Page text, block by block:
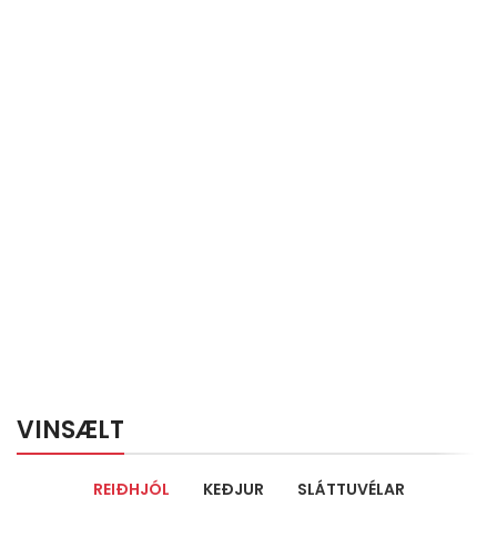
VINSÆLT
REIÐHJÓL KEÐJUR SLÁTTUVÉLAR